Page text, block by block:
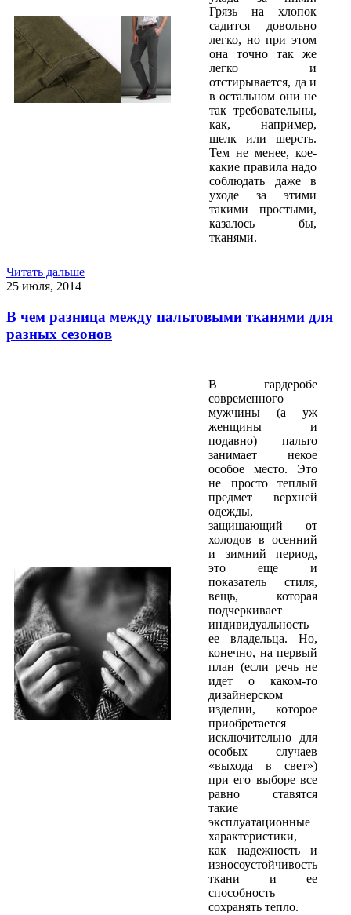
Грязь на хлопок
садится довольно
легко, но при этом
она точно так же
легко и
отстирывается, да и
в остальном они не
так требовательны,
как, например,
шелк или шерсть.
Тем не менее, кое-
какие правила надо
соблюдать даже в
уходе за этими
такими простыми,
казалось бы,
тканями.
Читать дальше
25 июля, 2014
В чем разница между пальтовыми тканями для
разных сезонов
В гардеробе
современного
мужчины (а уж
женщины и
подавно) пальто
занимает некое
особое место. Это
не просто теплый
предмет верхней
одежды,
защищающий от
холодов в осенний
и зимний период,
это еще и
показатель стиля,
вещь, которая
подчеркивает
индивидуальность
ее владельца. Но,
конечно, на первый
план (если речь не
идет о каком-то
дизайнерском
изделии, которое
приобретается
исключительно для
особых случаев
«выхода в свет»)
при его выборе все
равно ставятся
такие
эксплуатационные
характеристики,
как надежность и
износоустойчивость
ткани и ее
способность
сохранять тепло.